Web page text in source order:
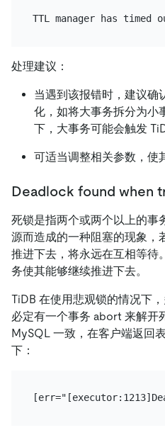
处理建议：
当遇到该报错时，建议确
化，如将大事务拆分为小
下，大事务可能会触发
可适当调整相关参数，使
Deadlock found when
死锁是指两个或两个以上的事
源而造成的一种阻塞的现象，
推进下去，将永远在互相等待
务使其能够继续推进下去。
TiDB 在使用悲观锁的情况下
必定有一个事务 abort 来解开
MySQL 一致，在客户端返回
下：